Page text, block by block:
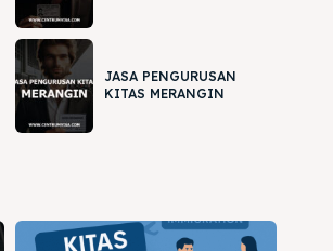
JASA PENGURUSAN
KITAS MERANGIN